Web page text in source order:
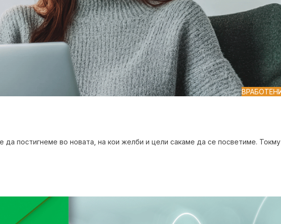
постигнеме во новата, на кои желби и цели сакаме да се посветиме. Токму